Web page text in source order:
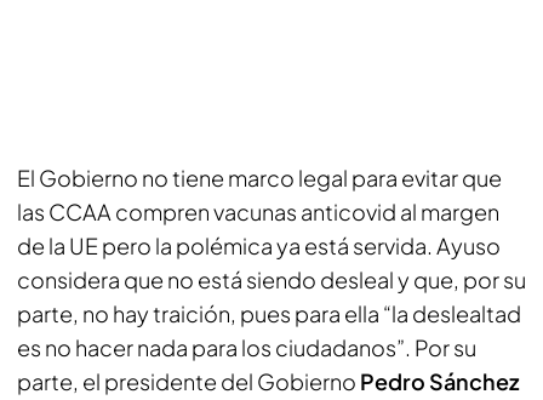
El Gobierno no tiene marco legal para evitar que
las CCAA compren vacunas anticovid al margen
de la UE pero la polémica ya está servida. Ayuso
considera que no está siendo desleal y que, por su
parte, no hay traición, pues para ella “la deslealtad
es no hacer nada para los ciudadanos”. Por su
parte, el presidente del Gobierno Pedro Sánchez